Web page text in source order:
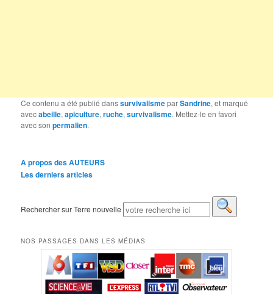
Ce contenu a été publié danssurvivalismeparSandrine, et marqué
avecabeille,apiculture,ruche,survivalisme. Mettez-le en favori
avec sonpermalien.
A propos des AUTEURS
Les derniers articles
Rechercher sur Terre nouvelle
NOS PASSAGES DANS LES MÉDIAS